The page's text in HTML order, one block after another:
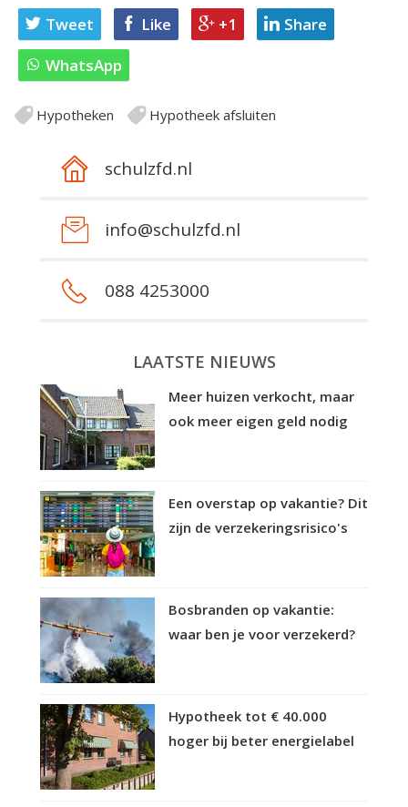
Tweet Like +1
Share
WhatsApp
Hypotheken Hypotheek afsluiten
schulzfd.nl
info@schulzfd.nl
088 4253000
LAATSTE NIEUWS
Meer huizen verkocht, maar
ook meer eigen geld nodig
Een overstap op vakantie? Dit
zijn de verzekeringsrisico's
Bosbranden op vakantie:
waar ben je voor verzekerd?
Hypotheek tot € 40.000
hoger bij beter energielabel